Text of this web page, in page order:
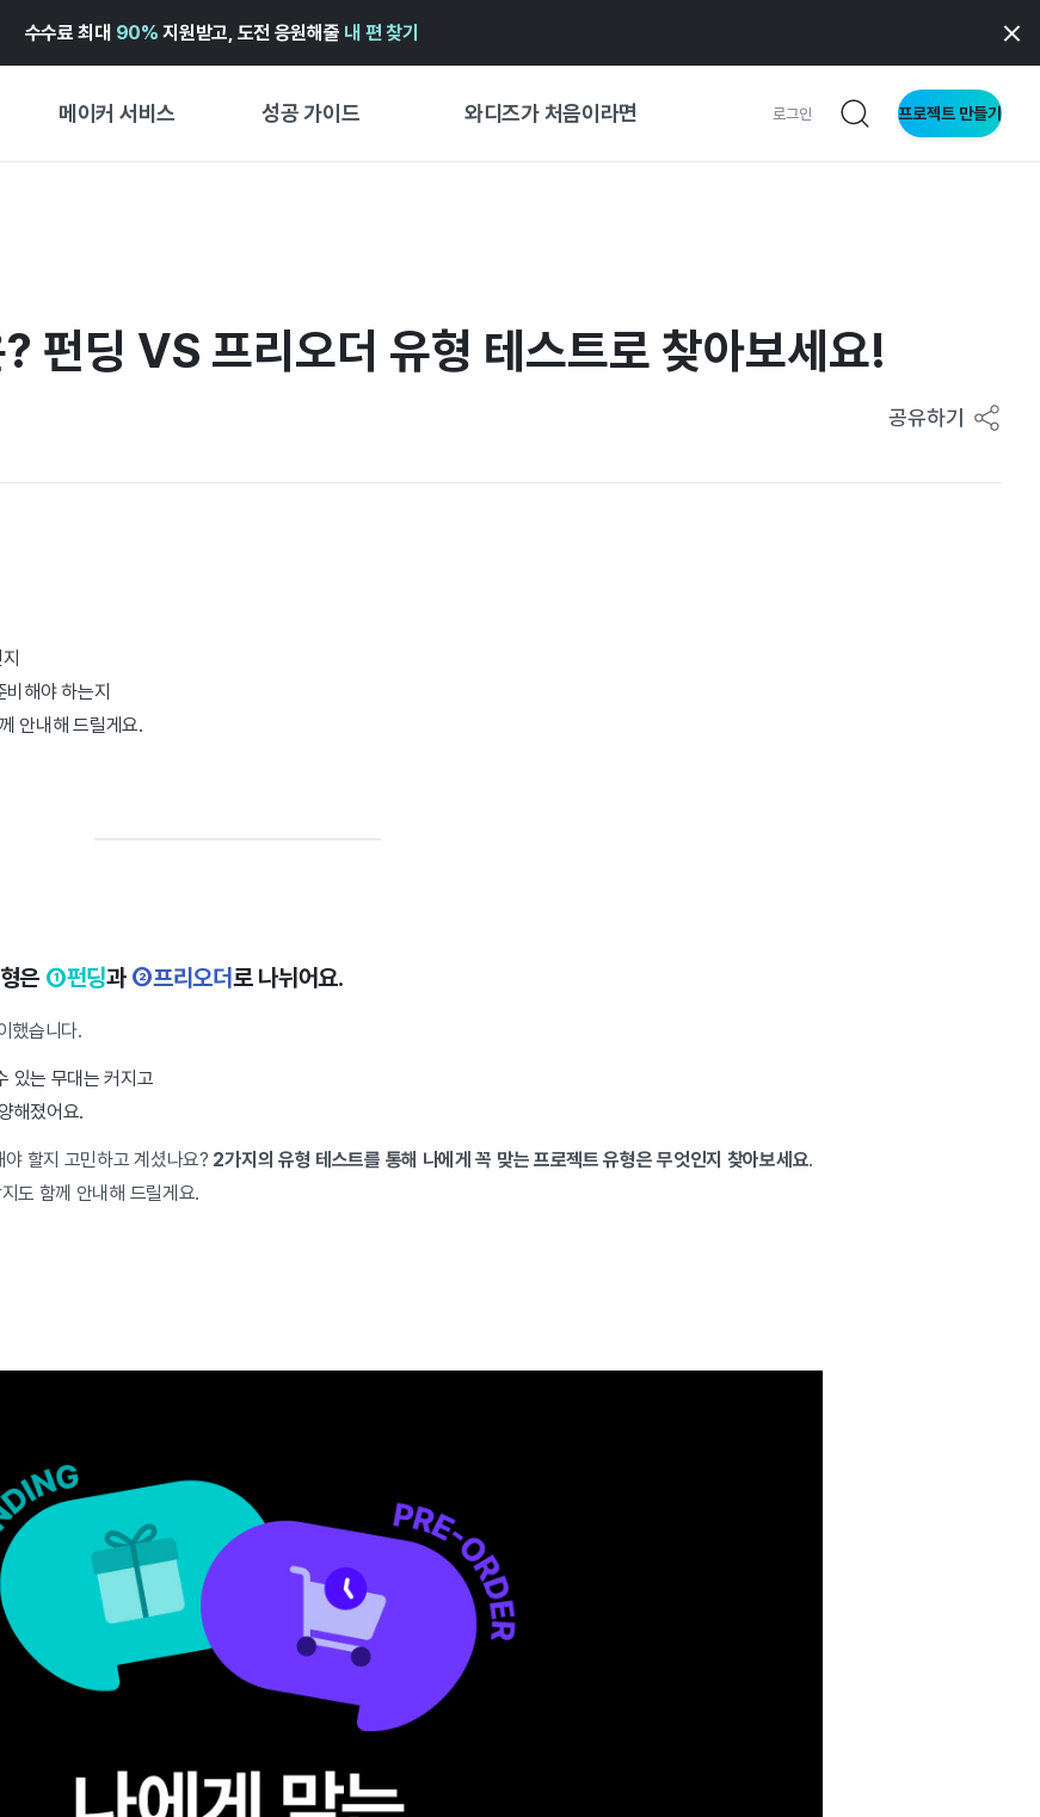
수수료 최대 90% 지원받고, 도전 응원해줄 내 편 찾기
메이커 서비스 성공 가이드 와디즈가 처음이라면 로그인 프로젝트 만들기
와디즈 어워즈 ↗︎
성공 스토리
창작형
비즈니스형
펀딩 VS 프리오더 유형 테스트로 찾아보세요!
공유하기
해야 하는지
안내해 드릴게요.
은 ①펀딩과 ②프리오더로 나뉘어요.
했습니다.
있는 무대는 커지고
해졌어요.
할지 고민하고 계셨나요? 2가지의 유형 테스트를 통해 나에게 꼭 맞는 프로젝트 유형은 무엇인지 찾아보세요.
도 함께 안내해 드릴게요.